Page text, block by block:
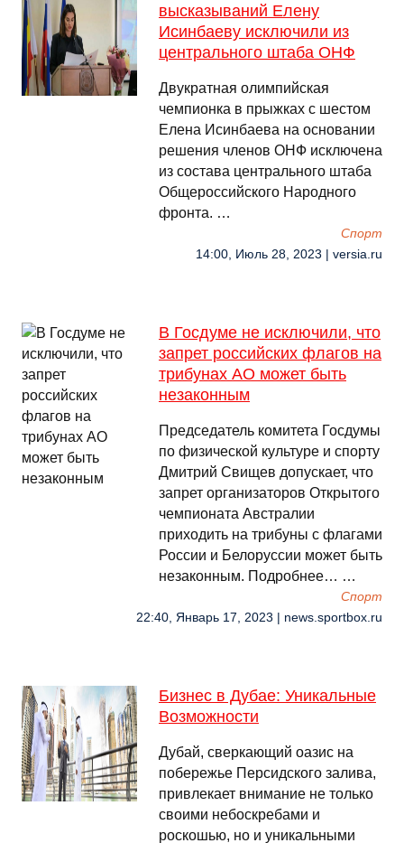
высказываний Елену
Исинбаеву исключили из
центрального штаба ОНФ
Двукратная олимпийская
чемпионка в прыжках с шестом
Елена Исинбаева на основании
решения членов ОНФ исключена
из состава центрального штаба
Общероссийского Народного
фронта. …
Спорт
14:00, Июль 28, 2023 | versia.ru
В Госдуме не исключили, что
запрет российских флагов на
трибунах AO может быть
незаконным
Председатель комитета Госдумы
по физической культуре и спорту
Дмитрий Свищев допускает, что
запрет организаторов Открытого
чемпионата Австралии
приходить на трибуны с флагами
России и Белоруссии может быть
незаконным. Подробнее… …
Спорт
22:40, Январь 17, 2023 | news.sportbox.ru
Бизнес в Дубае: Уникальные
Возможности
Дубай, сверкающий оазис на
побережье Персидского залива,
привлекает внимание не только
своими небоскребами и
роскошью, но и уникальными